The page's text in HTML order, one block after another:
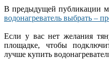
В предыдущей публикации
водонагреватель выбрать –
Если у вас нет желания
площадке, чтобы
лучше купить